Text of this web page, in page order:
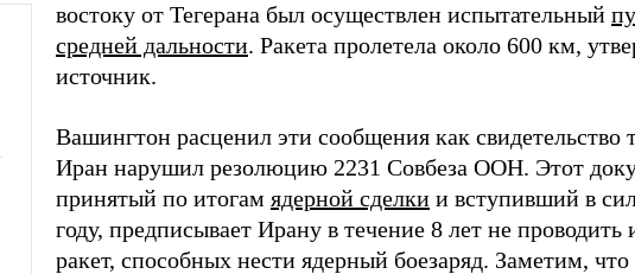
востоку от Тегерана был осуществлен испытательный
средней дальности. Ракета пролетела около 600 км,
источник.
Вашингтон расценил эти сообщения как свидетельство
Иран нарушил резолюцию 2231 Совбеза ООН. Этот
принятый по итогам ядерной сделки и вступивший в
году, предписывает Ирану в течение 8 лет не проводить
ракет, способных нести ядерный боезаряд. Заметим, что